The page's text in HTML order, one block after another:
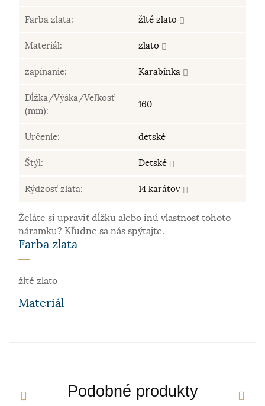
Farba zlata: žlté zlato
Materiál: zlato
zapínanie: Karabínka
Dĺžka/Výška/Veľkosť
(mm):
160
Určenie: detské
Štýl: Detské
Rýdzosť zlata: 14 karátov
Želáte si upraviť dĺžku alebo inú vlastnosť tohoto
náramku? Kľudne sa nás spýtajte.
Farba zlata
žlté zlato
Materiál
sa nehodili pre praktické použitie. Prímesi paládia
Podobné produkty